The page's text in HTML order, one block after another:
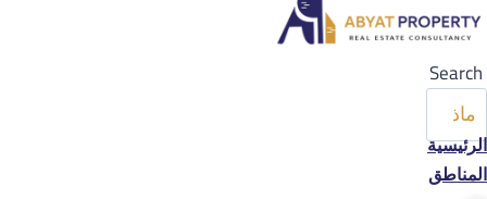
Search
الرئيسية
المناطق